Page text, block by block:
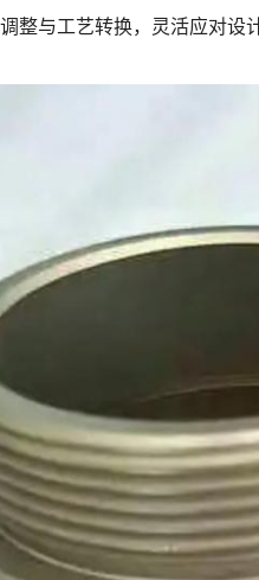
整与工艺转换，灵活应对设